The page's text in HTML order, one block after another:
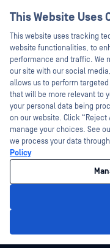
技術文書
トレーニング
脆弱性対策プログラム
パートナー
認証
テクノロジー・パートナー
OPSWAT チャネル パートナー
©2026OPSWAT . All rights
MetaAccess、OPSWAT 、Trust
World's Critical Infrastructure、
DFI、RetroHunt、Deep File
です。第三者の商標は、それ
プライバシーポ
This Website Uses
This website uses tracking
website functionalities, to
performance and traffic. We
our site with our social
allows us to perform
that will be more relevant to
your personal data being
on our website. Click “Reject
manage your choices. See
we process your data
Policy
I'm